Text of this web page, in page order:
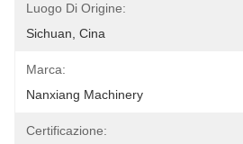
Luogo Di Origine:
Sichuan, Cina
Marca:
Nanxiang Machinery
Certificazione: